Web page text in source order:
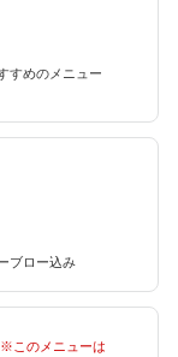
すめのメニュー
ブロー込み
※このメニューは